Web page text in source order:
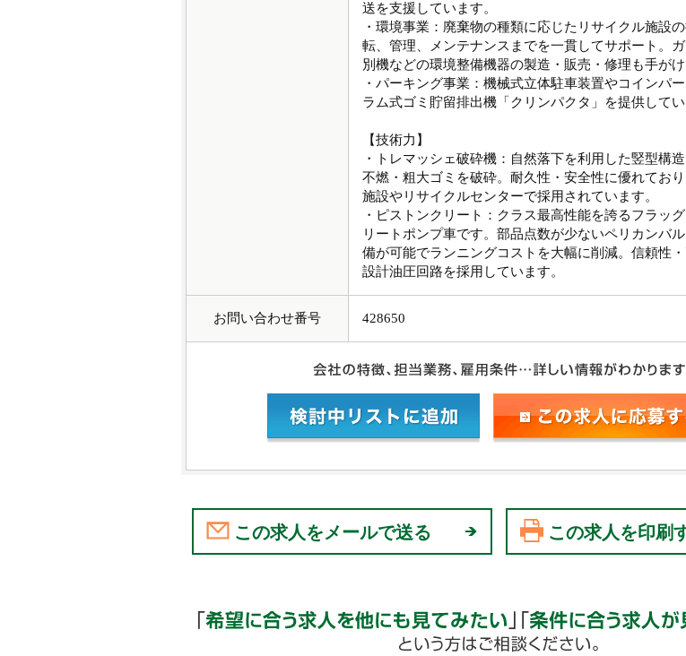
送を支援しています。
・環境事業：廃棄物の種類に応じたリサイクル施設
転、管理、メンテナンスまでを一貫してサポート。
別機などの環境整備機器の製造・販売・修理も手がけ
・パーキング事業：機械式立体駐車装置やコインパ
ラム式ゴミ貯留排出機「クリンパクタ」を提供してい
【技術力】
・トレマッシェ破砕機：自然落下を利用した竪型構
不燃・粗大ゴミを破砕。耐久性・安全性に優れてお
施設やリサイクルセンターで採用されています。
・ピストンクリート：クラス最高性能を誇るフラッ
リートポンプ車です。部品点数が少ないペリカンバ
備が可能でランニングコストを大幅に削減。信頼性
設計油圧回路を採用しています。
お問い合わせ番号 428650
この求人をメールで送る この求人を印刷